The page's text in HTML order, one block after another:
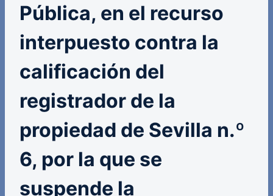
Pública, en el recurso
interpuesto contra la
calificación del
registrador de la
propiedad de Sevilla n.º
6, por la que se
suspende la